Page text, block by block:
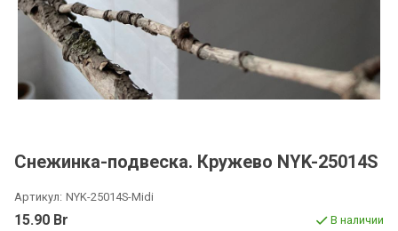
Снежинка-подвеска. Кружево NYK-25014S
Артикул: NYK-25014S-Midi
15.90 Br В наличии